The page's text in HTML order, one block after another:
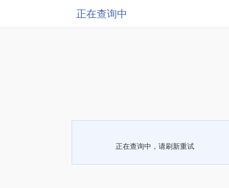
正在查询中
正在查询中，请刷新重试